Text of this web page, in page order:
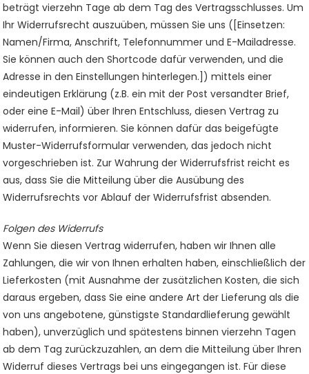
beträgt vierzehn Tage ab dem Tag des Vertragsschlusses. Um
Ihr Widerrufsrecht auszuüben, müssen Sie uns ([Einsetzen:
Namen/Firma, Anschrift, Telefonnummer und E-Mailadresse.
Sie können auch den Shortcode dafür verwenden, und die
Adresse in den Einstellungen hinterlegen.]) mittels einer
eindeutigen Erklärung (z.B. ein mit der Post versandter Brief,
oder eine E-Mail) über Ihren Entschluss, diesen Vertrag zu
widerrufen, informieren. Sie können dafür das beigefügte
Muster-Widerrufsformular verwenden, das jedoch nicht
vorgeschrieben ist. Zur Wahrung der Widerrufsfrist reicht es
aus, dass Sie die Mitteilung über die Ausübung des
Widerrufsrechts vor Ablauf der Widerrufsfrist absenden.
Folgen des Widerrufs
Wenn Sie diesen Vertrag widerrufen, haben wir Ihnen alle
Zahlungen, die wir von Ihnen erhalten haben, einschließlich der
Lieferkosten (mit Ausnahme der zusätzlichen Kosten, die sich
daraus ergeben, dass Sie eine andere Art der Lieferung als die
von uns angebotene, günstigste Standardlieferung gewählt
haben), unverzüglich und spätestens binnen vierzehn Tagen
ab dem Tag zurückzuzahlen, an dem die Mitteilung über Ihren
Widerruf dieses Vertrags bei uns eingegangen ist. Für diese